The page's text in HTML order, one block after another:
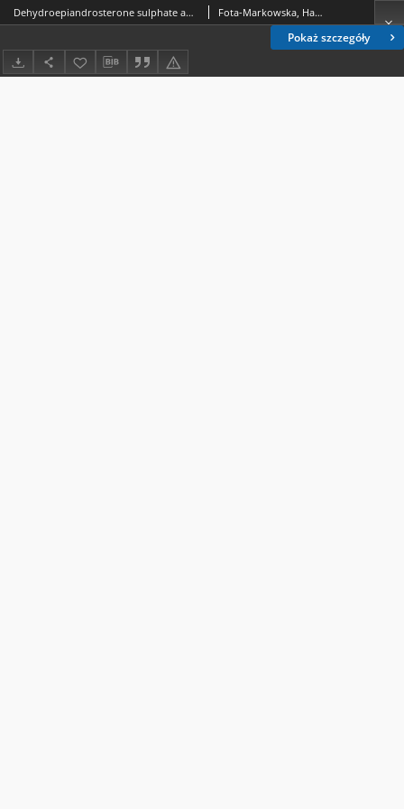
Pokaż szczegóły
Dehydroepiandrosterone sulphate and androstenedione concentration in the serum of male patients with chronic hepatitis C Fota-Markowska, Hanna.; Modrzewska, Romana.; Borowicz, Irena.; Kiciak, Sławomir.; Krzowska-Firych, Joanna.